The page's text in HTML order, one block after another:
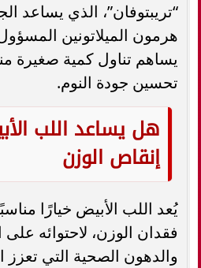
“تريبتوفان”، الذي يساعد
هرمون الميلاتونين
يساهم تناول كمية صغيرة
تحسين جودة النوم.
هل يساعد اللب
إنقاص الوزن
يُعد اللب الأبيض خيارًا
فقدان الوزن، لاحتوائه على
والدهون الصحية التي تعزز